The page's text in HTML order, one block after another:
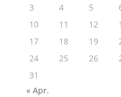
3
4 5
10
11 12
17
18 19
24
25 26
31
« Apr.